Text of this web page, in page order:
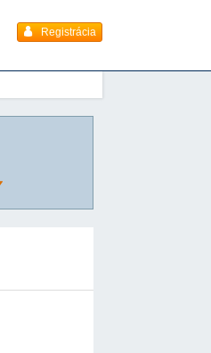
Registrácia